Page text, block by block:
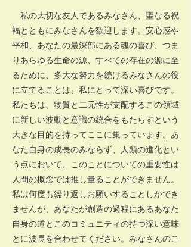
私の大切な友人であるみなさん、聖なる祝
福とともにみなさんを歓迎します。安心感や
平和、あなたの最深部にある魂の喜び、つま
りあらゆる生命の源、すべての存在の源に至
るために、多大な努力を続けるみなさんの役
に立てることは、私にとって深い喜びです。
私たちは、物質と二元性が支配するこの領域
に新しい波動と意識の統合をもたらすという
大きな目的を持ってここに集っています。あ
なた自身の成長のみならず、人類の進化とい
う点において、このことについての重要性は
人間の概念では推し量ることができません。
私は何度も繰り返しお願いすることしかでき
ませんが、あなたが創造の過程にあるあなた
自身の道とこのコミュニティの持つ深い意味
とに波長を合わせてください。みなさんのこ